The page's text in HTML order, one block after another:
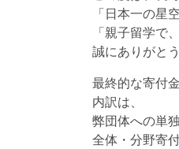
「日本一の星
「親子留学で
誠にありがと
最終的な寄付
内訳は、
弊団体への
全体・分野